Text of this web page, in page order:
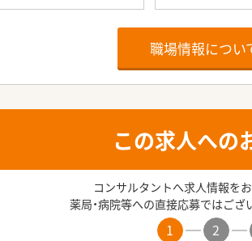
職場情報につい
この求人への
コンサルタントへ求人情報を
薬局・病院等への直接応募ではござ
1 2